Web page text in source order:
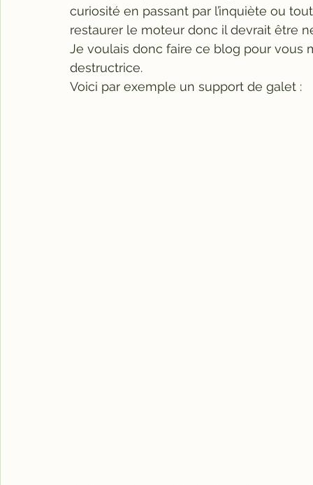
curiosité en passant par l’inquiète ou
restaurer le moteur donc il devrait être
Je voulais donc faire ce blog pour
destructrice.
Voici par exemple un support de galet :